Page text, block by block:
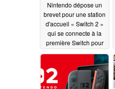
Nintendo dépose un
brevet pour une station
d'accueil « Switch 2 »
qui se connecte à la
première Switch pour
07/17/2026